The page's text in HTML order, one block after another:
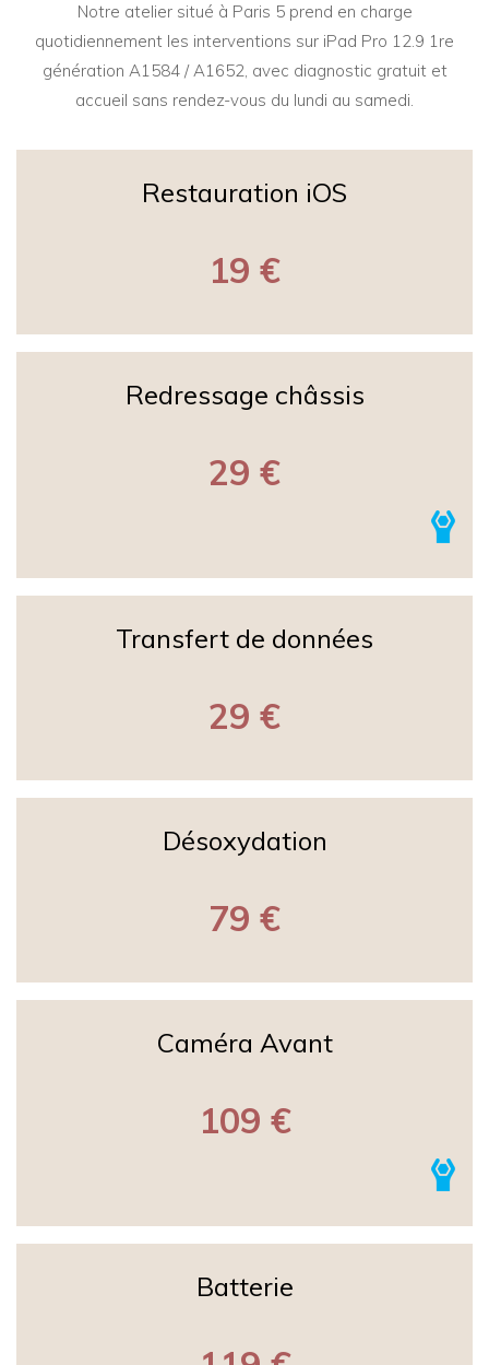
Notre atelier situé à Paris 5 prend en charge
quotidiennement les interventions sur iPad Pro 12.9 1re
génération A1584 / A1652, avec diagnostic gratuit et
accueil sans rendez-vous du lundi au samedi.
Restauration iOS
19 €
Redressage châssis
29 €
Transfert de données
29 €
Désoxydation
79 €
Caméra Avant
109 €
Batterie